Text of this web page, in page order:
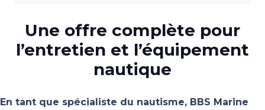
Une offre complète pour
l’entretien et l’équipement
nautique
En tant que spécialiste du nautisme, BBS Marine